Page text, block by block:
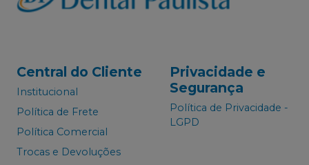
Central do Cliente
Institucional
Política de Frete
Política Comercial
Trocas e Devoluções
Privacidade e
Segurança
Política de Privacidade -
LGPD